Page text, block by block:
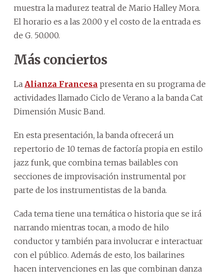
muestra la madurez teatral de Mario Halley Mora.
El horario es a las 20.00 y el costo de la entrada es
de G. 50.000.
Más conciertos
La Alianza Francesa presenta en su programa de
actividades llamado Ciclo de Verano a la banda Cat
Dimensión Music Band.
En esta presentación, la banda ofrecerá un
repertorio de 10 temas de factoría propia en estilo
jazz funk, que combina temas bailables con
secciones de improvisación instrumental por
parte de los instrumentistas de la banda.
Cada tema tiene una temática o historia que se irá
narrando mientras tocan, a modo de hilo
conductor y también para involucrar e interactuar
con el público. Además de esto, los bailarines
hacen intervenciones en las que combinan danza